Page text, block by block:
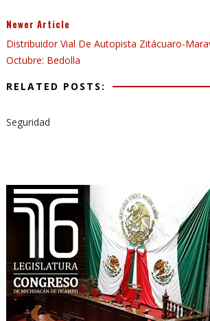
Newer Article
Distribuidor Vial De Autopista Zitácuaro-
Octubre: Bedolla
RELATED POSTS:
Seguridad